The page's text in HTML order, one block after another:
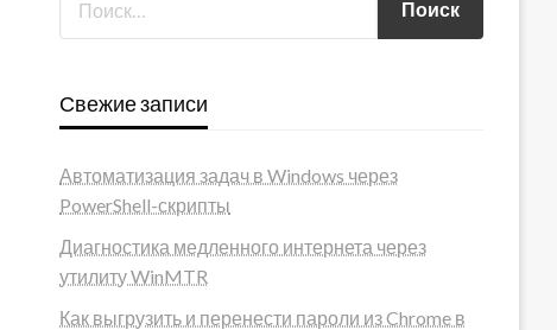
Свежие записи
Автоматизация задач в Windows через
PowerShell-скрипты
Диагностика медленного интернета через
утилиту WinMTR
Как выгрузить и перенести пароли из Chrome в